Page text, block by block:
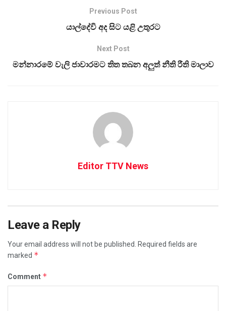
Previous Post
යාල්දේවි අද සිට යළි උතු­රට
Next Post
මන්නාරමේ වැලි ජාවාරමට තිත තබන අලුත් නීති රීති මාලාව
Editor TTV News
Leave a Reply
Your email address will not be published. Required fields are
marked *
Comment *